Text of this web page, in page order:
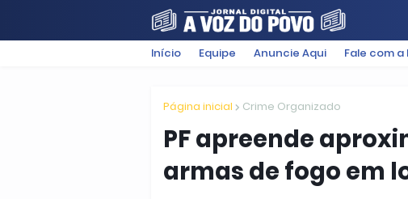
FILMES POLÍTICA SUGESTÕES
Início Equipe Anuncie Aqui Fale com
Página inicial Crime Organizado
PF apreende
armas de fogo em